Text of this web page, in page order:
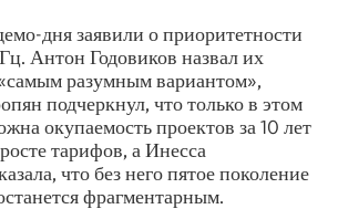
дня заявили о приоритетности
Антон Годовиков назвал их
разумным вариантом»,
подчеркнул, что только в этом
окупаемость проектов за 10 лет
тарифов, а Инесса
что без него пятое поколение
фрагментарным.